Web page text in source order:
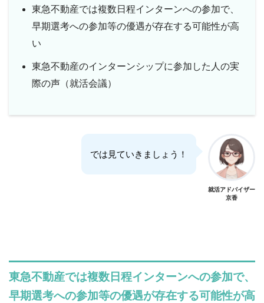
東急不動産では複数日程インターンへの参加で、
早期選考への参加等の優遇が存在する可能性が高
い
東急不動産のインターンシップに参加した人の実
際の声（就活会議）
では見ていきましょう！
就活アドバイザー
京香
東急不動産では複数日程インターンへの参加で、
早期選考への参加等の優遇が存在する可能性が高